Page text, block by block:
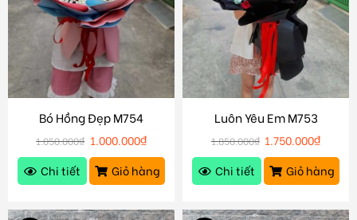
Bó Hồng Đẹp M754
1.050.000₫ 1.000.000₫
Chi tiết
Giỏ hàng
Luôn Yêu Em M753
1.850.000₫ 1.750.000₫
Chi tiết
Giỏ hàng